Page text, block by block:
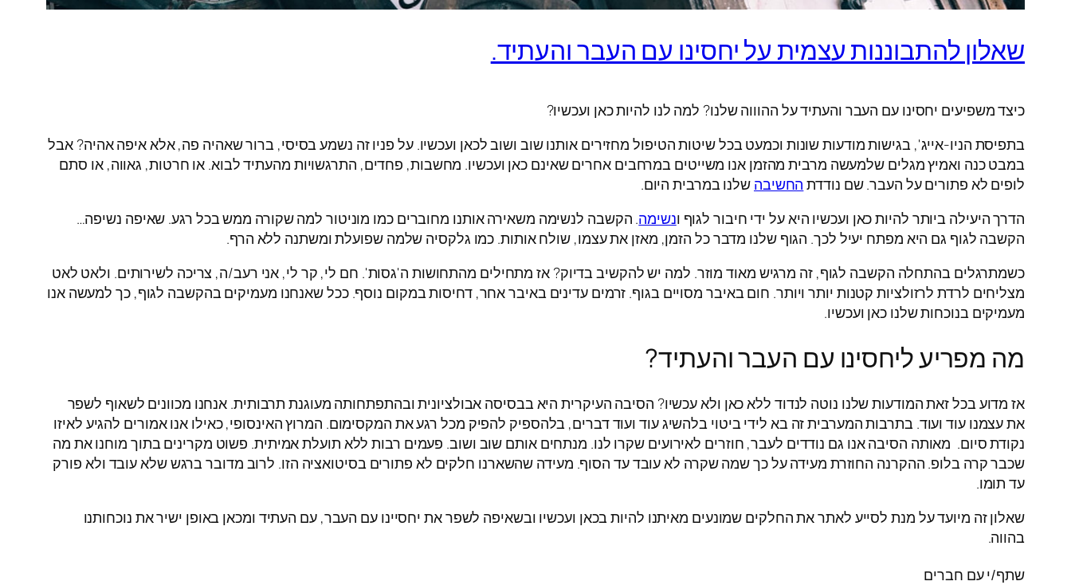
שאלון להתבוננות עצמית על יחסינו עם העבר והעתיד.
כיצד משפיעים יחסינו עם העבר והעתיד על ההוווה שלנו? למה לנו להיות כאן ועכשיו?
בתפיסת הניו-אייג', בגישות מודעות שונות וכמעט בכל שיטות הטיפול מחזירים אותנו שוב ושוב לכאן ועכשיו. על פניו זה נשמע בסיסי, ברור שאהיה פה, אלא איפה אהיה? אבל
במבט כנה ואמיץ מגלים שלמעשה מרבית מהזמן אנו משייטים במרחבים אחרים שאינם כאן ועכשיו. מחשבות, פחדים, התרגשויות מהעתיד לבוא. או חרטות, גאווה, או סתם
לופים לא פתורים על העבר. שם נודדת החשיבה שלנו במרבית היום.
הדרך היעילה ביותר להיות כאן ועכשיו היא על ידי חיבור לגוף ונשימה. הקשבה לנשימה משאירה אותנו מחוברים כמו מוניטור למה שקורה ממש בכל רגע. שאיפה נשיפה…
הקשבה לגוף גם היא מפתח יעיל לכך. הגוף שלנו מדבר כל הזמן, מאזן את עצמו, שולח אותות. כמו גלקסיה שלמה שפועלת ומשתנה ללא הרף.
כשמתרגלים בהתחלה הקשבה לגוף, זה מרגיש מאוד מוזר. למה יש להקשיב בדיוק? אז מתחילים מהתחושות ה'גסות'. חם לי, קר לי, אני רעב/ה, צריכה לשירותים. ולאט לאט
מצליחים לרדת לרזולציות קטנות יותר ויותר. חום באיבר מסויים בגוף. זרמים עדינים באיבר אחר, דחיסות במקום נוסף. ככל שאנחנו מעמיקים בהקשבה לגוף, כך למעשה אנו
מעמיקים בנוכחות שלנו כאן ועכשיו.
מה מפריע ליחסינו עם העבר והעתיד?
אז מדוע בכל זאת המודעות שלנו נוטה לנדוד ללא כאן ולא עכשיו? הסיבה העיקרית היא בבסיסה אבולציונית ובהתפתחותה מעוגנת תרבותית. אנחנו מכוונים לשאוף לשפר
את עצמנו עוד ועוד. בתרבות המערבית זה בא לידי ביטוי בלהשיג עוד ועוד דברים, בלהספיק להפיק מכל רגע את המקסימום. המרוץ האינסופי, כאילו אנו אמורים להגיע לאיזו
נקודת סיום. מאותה הסיבה אנו גם נודדים לעבר, חוזרים לאירועים שקרו לנו. מנתחים אותם שוב ושוב. פעמים רבות ללא תועלת אמיתית. פשוט מקרינים בתוך מוחנו את מה
שכבר קרה בלופ. ההקרנה החוזרת מעידה על כך שמה שקרה לא עובד עד הסוף. מעידה שהשארנו חלקים לא פתורים בסיטואציה הזו. לרוב מדובר ברגש שלא עובד ולא פורק
עד תומו.
שאלון זה מיועד על מנת לסייע לאתר את החלקים שמונעים מאיתנו להיות בכאן ועכשיו ובשאיפה לשפר את יחסיינו עם העבר, עם העתיד ומכאן באופן ישיר את נוכחותנו
בהווה.
שתף/י עם חברים